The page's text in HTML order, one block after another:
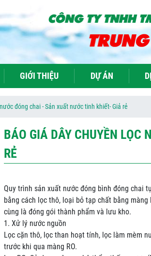
GIỚI THIỆU DỰ ÁN
đóng chai - Sản xuất nước tinh khiết- Giả rẻ
BÁO GIÁ DÂY CHUYỀN LỌC
RẺ
Quy trình sản xuất nước đóng bình đóng chai
bằng cách lọc thô, loại bỏ tạp chất bằng
cùng là đóng gói thành phẩm và lưu kho.
1. Xử lý nước nguồn
Lọc cặn thô, lọc than hoạt tính, lọc làm mèm
trước khi qua màng RO.